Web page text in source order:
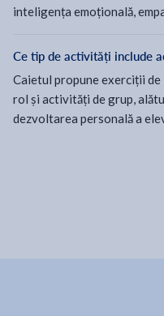
inteligența emoțională,
Ce tip de activități include
Caietul propune exerciții
rol și activități de grup,
dezvoltarea personală a